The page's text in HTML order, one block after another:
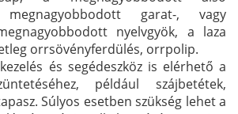
garat-, vagy
nyelvgyök, a laza
orrsövényferdülés, orrpolip.
és segédeszköz is elérhető a
például szájbetétek,
Súlyos esetben szükség lehet a